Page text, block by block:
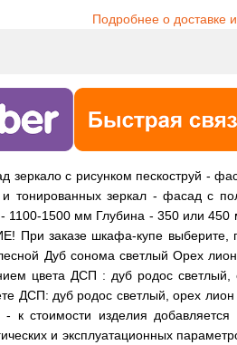
Подробнее о доставке
с рисунком пескоструй -
тонированных зеркал - фасад с
1100-1500 мм Глубина - 350 или
заказе шкафа-купе
Дуб сонома светлый Орех
цвета ДСП : дуб родос
ДСП: дуб родос светлый, орех
изделия добавляется
и эксплуатационных